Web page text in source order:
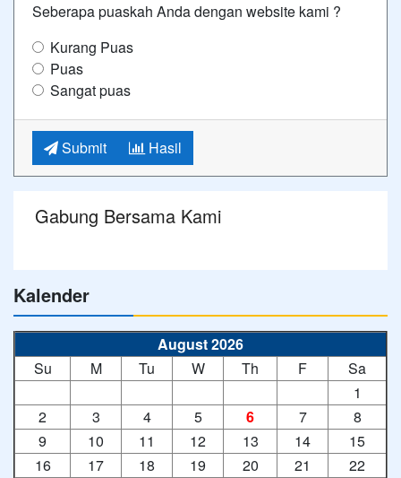
Seberapa puaskah Anda dengan website kami ?
Kurang Puas
Puas
Sangat puas
Submit Hasil
Gabung Bersama Kami
Kalender
August 2026
Su
M Tu W Th F
Sa
1
2
3 4 5 6 7
8
9
10 11 12 13 14
15
16
17 18 19 20 21
22